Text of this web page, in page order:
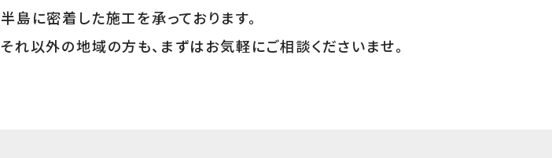
半島に密着した施工を承っております。
それ以外の地域の方も、まずはお気軽にご相談くださいませ。